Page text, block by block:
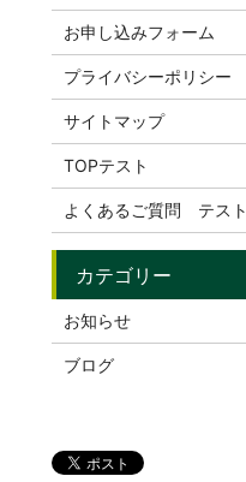
お申し込みフォーム
プライバシーポリシー
サイトマップ
TOPテスト
よくあるご質問 テスト
お知らせ
ブログ